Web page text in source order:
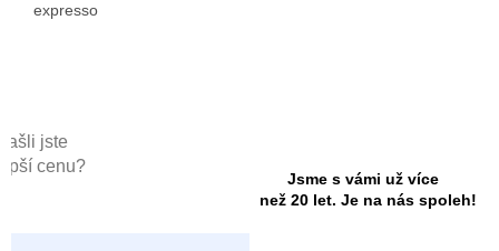
jste
cenu?
Jsme s vámi už více
než 20 let. Je na nás spoleh!
expresso